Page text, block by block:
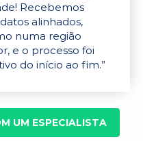
Recebemos
alinhados,
numa região
e o processo foi
do início ao fim.”
UM ESPECIALISTA